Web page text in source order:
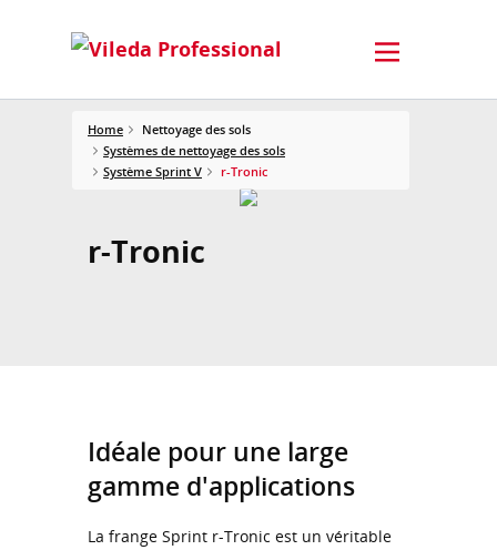
Home
Nettoyage des sols
Systèmes de nettoyage des sols
Système Sprint V
r-Tronic
r-Tronic
Idéale pour une large
gamme d'applications
La frange Sprint r-Tronic est un véritable